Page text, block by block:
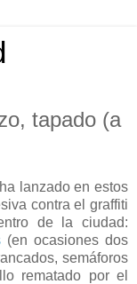
tapado (a
lanzado en estos
contra el graffiti
de la ciudad:
(en ocasiones dos
semáforos
rematado por el